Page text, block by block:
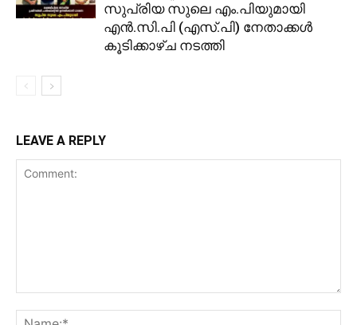
സുപ്രിയ സുലെ എം.പിയുമായി
എൻ.സി.പി (എസ്.പി) നേതാക്കൾ
കൂടിക്കാഴ്ച നടത്തി
LEAVE A REPLY